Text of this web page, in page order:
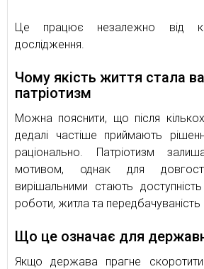
Це працює незалежно від
дослідження.
Чому якість життя стала
патріотизм
Можна пояснити, що після
дедалі частіше приймають
раціонально. Патріотизм
мотивом, однак для
вирішальними стають
роботи, житла та передбачуваність
Що це означає для
Якщо держава прагне скоротити